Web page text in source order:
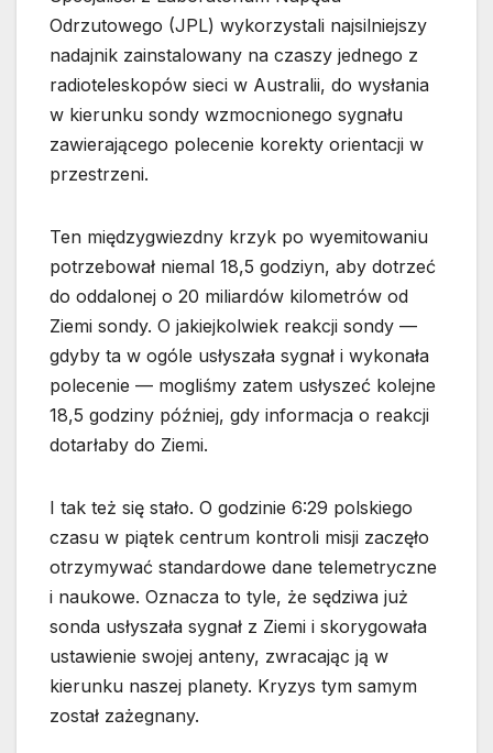
Odrzutowego (JPL) wykorzystali najsilniejszy
nadajnik zainstalowany na czaszy jednego z
radioteleskopów sieci w Australii, do wysłania
w kierunku sondy wzmocnionego sygnału
zawierającego polecenie korekty orientacji w
przestrzeni.
Ten międzygwiezdny krzyk po wyemitowaniu
potrzebował niemal 18,5 godziyn, aby dotrzeć
do oddalonej o 20 miliardów kilometrów od
Ziemi sondy. O jakiejkolwiek reakcji sondy —
gdyby ta w ogóle usłyszała sygnał i wykonała
polecenie — mogliśmy zatem usłyszeć kolejne
18,5 godziny później, gdy informacja o reakcji
dotarłaby do Ziemi.
I tak też się stało. O godzinie 6:29 polskiego
czasu w piątek centrum kontroli misji zaczęło
otrzymywać standardowe dane telemetryczne
i naukowe. Oznacza to tyle, że sędziwa już
sonda usłyszała sygnał z Ziemi i skorygowała
ustawienie swojej anteny, zwracając ją w
kierunku naszej planety. Kryzys tym samym
został zażegnany.